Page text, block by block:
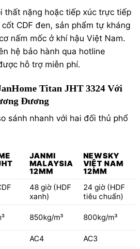
thất nặng hoặc tiếp xúc trực tiếp
CDF đen, sản phẩm tự kháng
nấm mốc ở khí hậu Việt Nam.
hệ bảo hành qua hotline
hỗ trợ miễn phí.
Titan JHT 3324 Với
Đương
sánh nhanh với hai đối thủ phổ
JANMI
MALAYSIA
12MM
NEWSKY
VIỆT NAM
12MM
48 giờ (HDF
xanh)
24 giờ (HDF
tiêu chuẩn)
850kg/m³ 800kg/m³
AC4 AC3